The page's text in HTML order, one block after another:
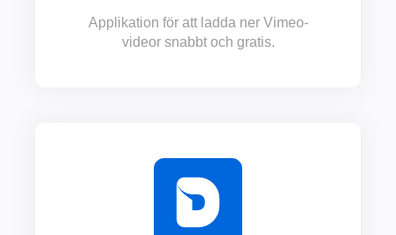
Applikation för att ladda ner Vimeo-
videor snabbt och gratis.